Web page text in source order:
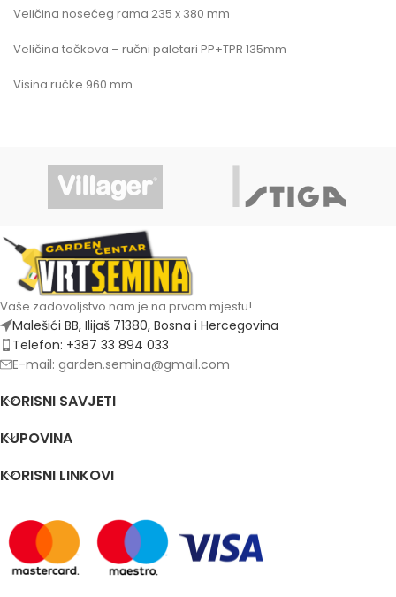
Veličina nosećeg rama 235 x 380 mm
Veličina točkova – ručni paletari PP+TPR 135mm
Visina ručke 960 mm
Vaše zadovoljstvo nam je na prvom mjestu!
Malešići BB, Ilijaš 71380, Bosna i Hercegovina
Telefon: +387 33 894 033
E-mail: garden.semina@gmail.com
KORISNI SAVJETI
KUPOVINA
KORISNI LINKOVI